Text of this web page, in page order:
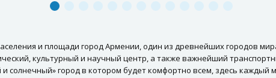
и площади город Армении, один из древнейших городов
культурный и научный центр, а также важнейший
солнечный» город в котором будет комфортно всем, здесь каждый